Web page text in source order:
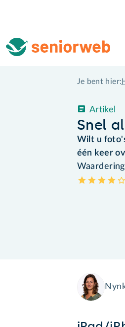
Je bent hier:
Snel
Artikel
Wilt u
één keer